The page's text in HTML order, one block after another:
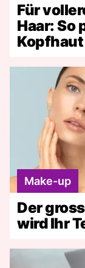
Für
Haar: So
Kopfhaut
Make-up
Der
wird Ihr